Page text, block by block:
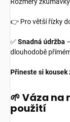
👉 Pro větší řízky
✅Snadná údržba
dlouhodobě
Přineste si kousek
🌱 Váza na
použití